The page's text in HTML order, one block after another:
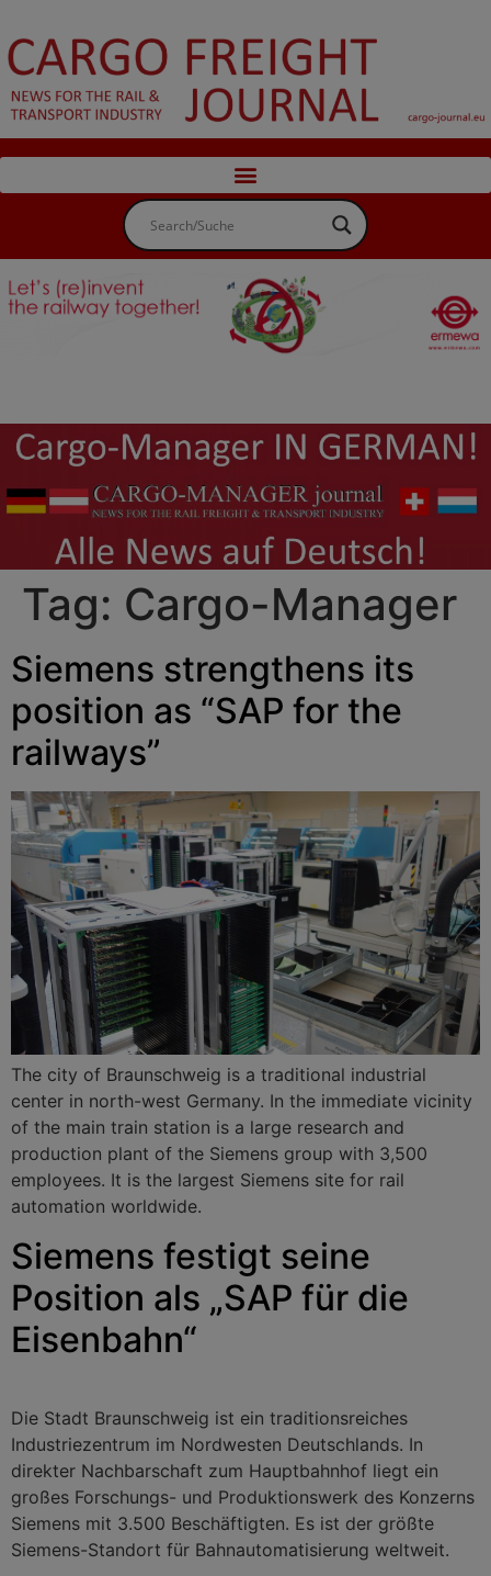
Tag: Cargo-Manager
Siemens strengthens its
position as “SAP for the
railways”
The city of Braunschweig is a traditional industrial
center in north-west Germany. In the immediate vicinity
of the main train station is a large research and
production plant of the Siemens group with 3,500
employees. It is the largest Siemens site for rail
automation worldwide.
Siemens festigt seine
Position als „SAP für die
Eisenbahn“
Die Stadt Braunschweig ist ein traditionsreiches
Industriezentrum im Nordwesten Deutschlands. In
direkter Nachbarschaft zum Hauptbahnhof liegt ein
großes Forschungs- und Produktionswerk des Konzerns
Siemens mit 3.500 Beschäftigten. Es ist der größte
Siemens-Standort für Bahnautomatisierung weltweit.